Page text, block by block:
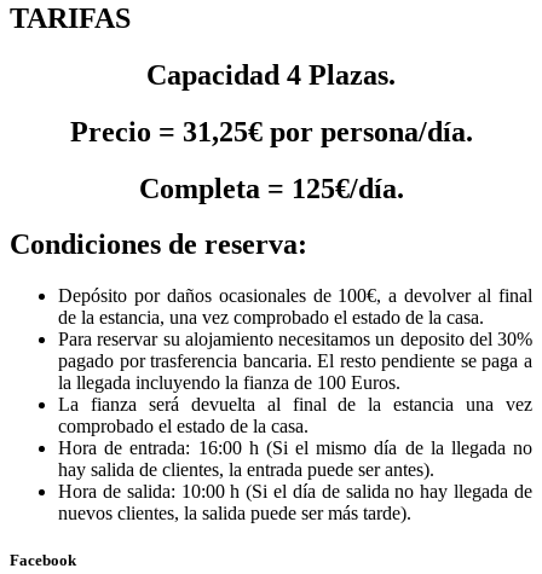
TARIFAS
Capacidad 4 Plazas.
Precio = 31,25€ por persona/día.
Completa = 125€/día.
Condiciones de reserva:
Depósito por daños ocasionales de 100€, a devolver al final
de la estancia, una vez comprobado el estado de la casa.
Para reservar su alojamiento necesitamos un deposito del 30%
pagado por trasferencia bancaria. El resto pendiente se paga a
la llegada incluyendo la fianza de 100 Euros.
La fianza será devuelta al final de la estancia una vez
comprobado el estado de la casa.
Hora de entrada: 16:00 h (Si el mismo día de la llegada no
hay salida de clientes, la entrada puede ser antes).
Hora de salida: 10:00 h (Si el día de salida no hay llegada de
nuevos clientes, la salida puede ser más tarde).
Facebook